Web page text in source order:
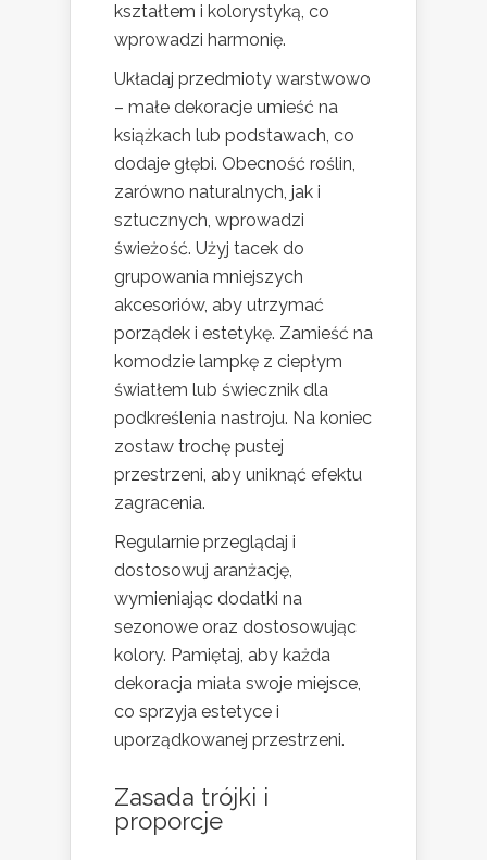
kształtem i kolorystyką, co
wprowadzi harmonię.
Układaj przedmioty warstwowo
– małe dekoracje umieść na
książkach lub podstawach, co
dodaje głębi. Obecność roślin,
zarówno naturalnych, jak i
sztucznych, wprowadzi
świeżość. Użyj tacek do
grupowania mniejszych
akcesoriów, aby utrzymać
porządek i estetykę. Zamieść na
komodzie lampkę z ciepłym
światłem lub świecznik dla
podkreślenia nastroju. Na koniec
zostaw trochę pustej
przestrzeni, aby uniknąć efektu
zagracenia.
Regularnie przeglądaj i
dostosowuj aranżację,
wymieniając dodatki na
sezonowe oraz dostosowując
kolory. Pamiętaj, aby każda
dekoracja miała swoje miejsce,
co sprzyja estetyce i
uporządkowanej przestrzeni.
Zasada trójki i
proporcje